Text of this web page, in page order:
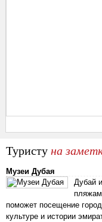
Туристу на
Музеи Дубая
Дубай
поможет посещение
культуре и истории